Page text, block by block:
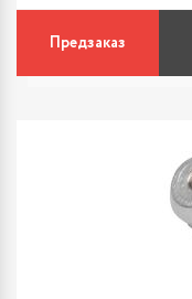
Предзаказ